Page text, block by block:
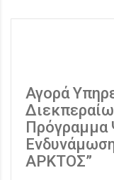
Αγορά
Πρόγραμμα
ΑΡΚΤΟΣ”